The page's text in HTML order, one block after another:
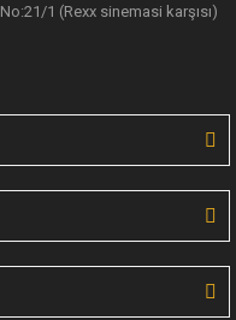
No:21/1 (Rexx sinemasi karşısı)